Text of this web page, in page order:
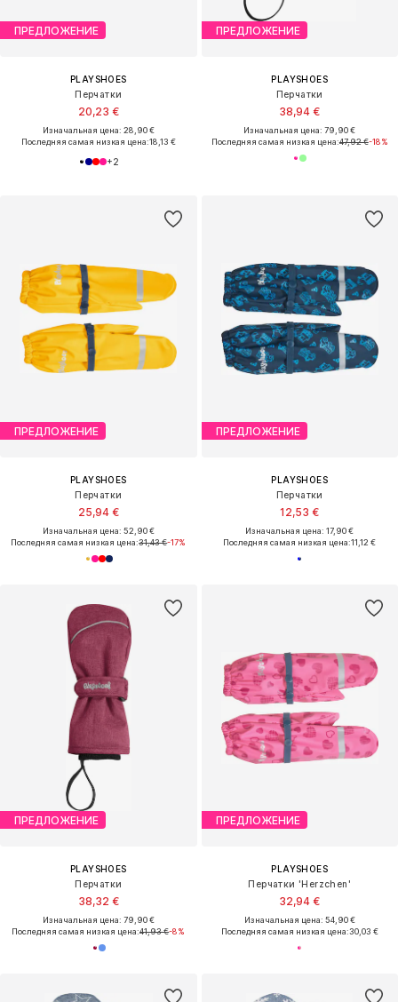
ПРЕДЛОЖЕНИЕ
PLAYSHOES
Перчатки
20,23 €
Изначальная цена: 28,90 €
Последняя самая низкая цена:18,13 €
+2
ПРЕДЛОЖЕНИЕ
PLAYSHOES
Перчатки
38,94 €
Изначальная цена: 79,90 €
Последняя самая низкая цена:47,92 €-18%
ПРЕДЛОЖЕНИЕ
PLAYSHOES
Перчатки
25,94 €
Изначальная цена: 52,90 €
Последняя самая низкая цена:31,43 €-17%
ПРЕДЛОЖЕНИЕ
PLAYSHOES
Перчатки
12,53 €
Изначальная цена: 17,90 €
Последняя самая низкая цена:11,12 €
ПРЕДЛОЖЕНИЕ
PLAYSHOES
Перчатки
38,32 €
Изначальная цена: 79,90 €
Последняя самая низкая цена:41,93 €-8%
ПРЕДЛОЖЕНИЕ
PLAYSHOES
Перчатки 'Herzchen'
32,94 €
Изначальная цена: 54,90 €
Последняя самая низкая цена:30,03 €